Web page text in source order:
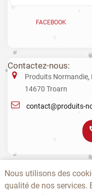
FACEBOOK
Contactez-nous:
Produits Normandie,
14670 Troarn
contact@produits-
Nous utilisons des
qualité de nos services.
pour la santé. La
grossesse, même en faible